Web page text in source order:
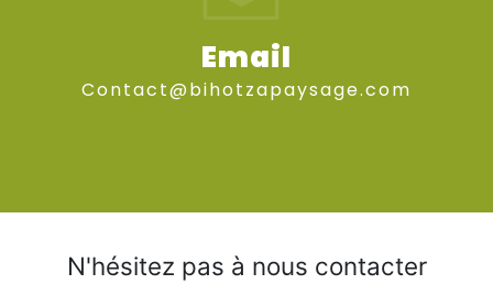
Email
contact@bihotzapaysage.com
N'hésitez pas à nous contacter